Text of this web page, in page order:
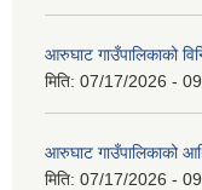
आरुघाट गाउँपालिकाको
मिति: 07/17/2026 -
आरुघाट गाउँपालिकाको
मिति: 07/17/2026 -